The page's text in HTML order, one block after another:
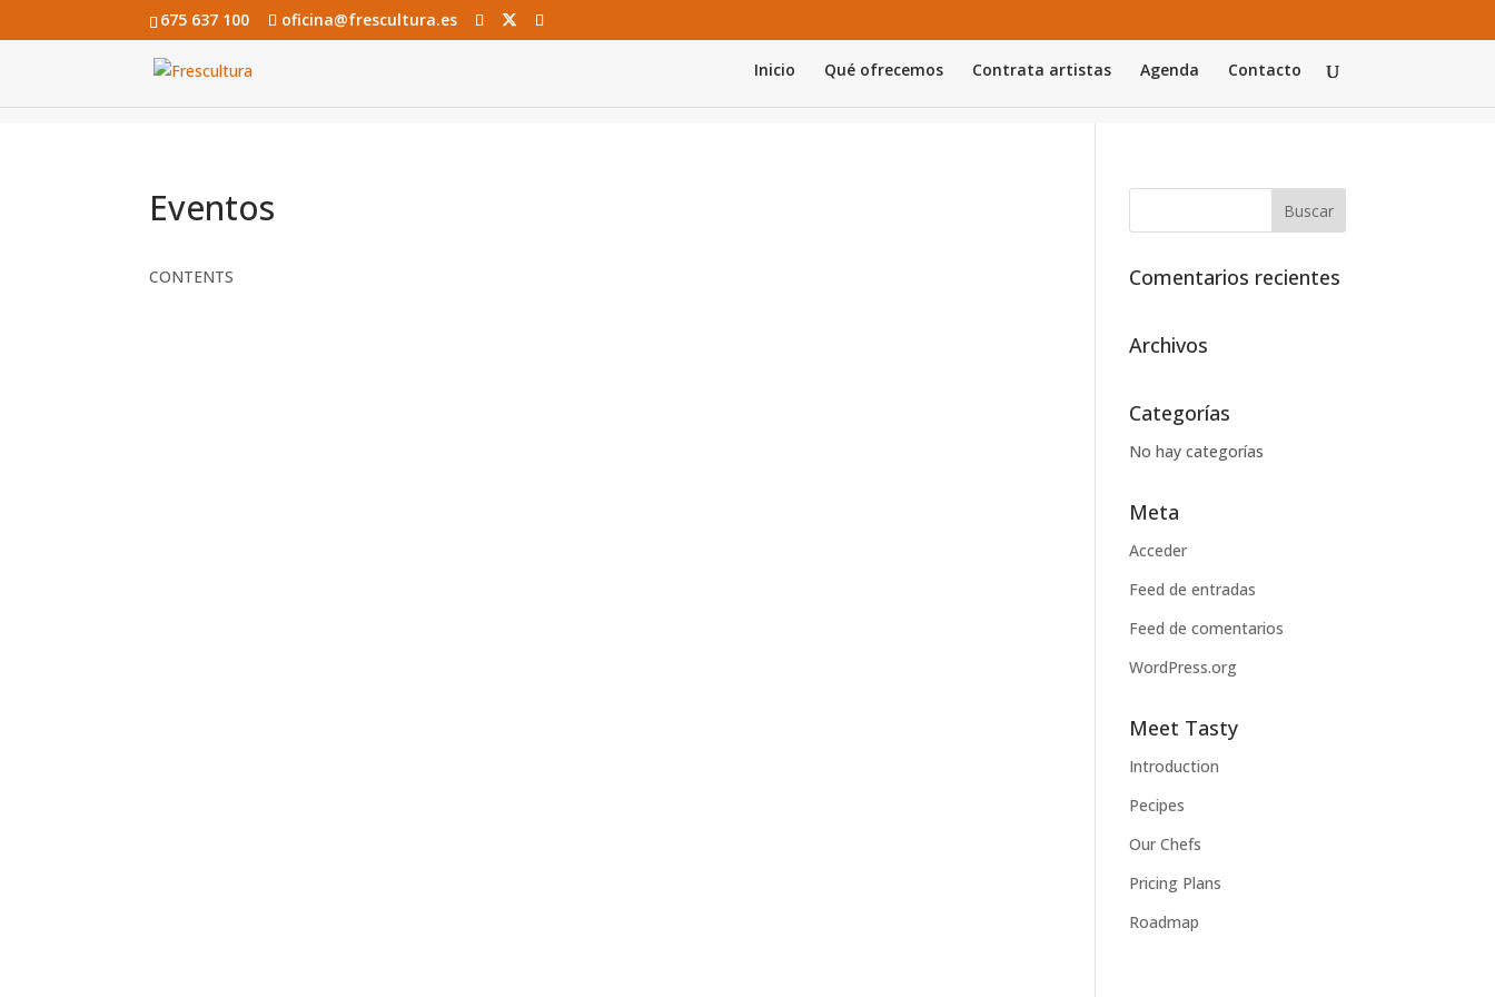
675 637 100 oficina@frescultura.es
Inicio Qué ofrecemos Contrata artistas Agenda Contacto
Eventos
CONTENTS Comentarios recientes
Archivos
Categorías
No hay categorías
Meta
Acceder
Feed de entradas
Feed de comentarios
WordPress.org
Meet Tasty
Introduction
Pecipes
Our Chefs
Pricing Plans
Roadmap